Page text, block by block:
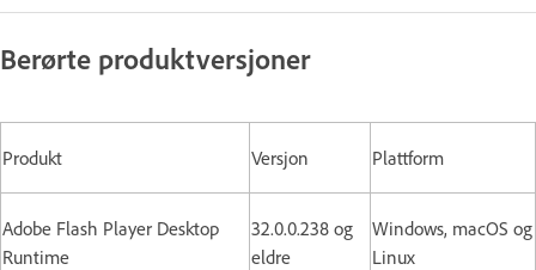
Berørte produktversjoner
Produkt Versjon Plattform
Adobe Flash Player Desktop
Runtime
32.0.0.238 og
eldre
Windows, macOS og
Linux